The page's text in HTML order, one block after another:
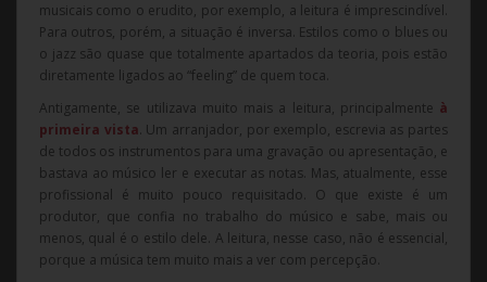
musicais como o erudito, por exemplo, a leitura é imprescindível.
Para outros, porém, a situação é inversa. Estilos como o blues ou
o jazz são quase que totalmente apartados da teoria, pois estão
diretamente ligados ao “feeling” de quem toca.
Antigamente, se utilizava muito mais a leitura, principalmente à
primeira vista . Um arranjador, por exemplo, escrevia as partes
de todos os instrumentos para uma gravação ou apresentação, e
bastava ao músico ler e executar as notas. Mas, atualmente, esse
profissional é muito pouco requisitado. O que existe é um
produtor, que confia no trabalho do músico e sabe, mais ou
menos, qual é o estilo dele. A leitura, nesse caso, não é essencial,
porque a música tem muito mais a ver com percepção.